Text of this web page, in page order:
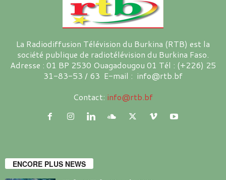
La Radiodiffusion Télévision du Burkina (RTB) est la
société publique de radiotélévision du Burkina Faso.
Adresse : 01 BP 2530 Ouagadougou 01 Tél : (+226) 25
31-83-53 / 63 E-mail : info@rtb.bf
Contact: info@rtb.bf
ENCORE PLUS NEWS